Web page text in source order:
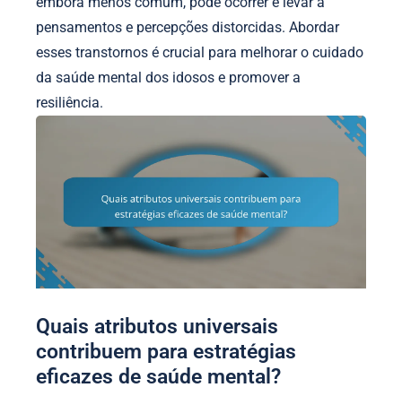
pensamentos e percepções distorcidas. Abordar
esses transtornos é crucial para melhorar o cuidado
da saúde mental dos idosos e promover a
resiliência.
Quais atributos universais
contribuem para estratégias
eficazes de saúde mental?